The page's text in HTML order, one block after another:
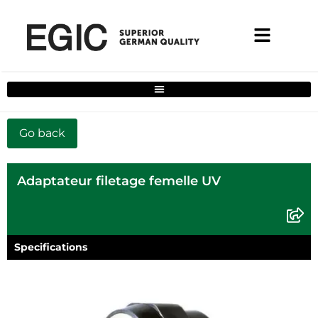
Filtre de solutions complètes pour la maison
Adaptateur filetage femelle UV
Specifications